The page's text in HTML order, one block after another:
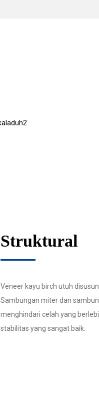
Struktural
Veneer kayu birch utuh
Sambungan miter dan
menghindari celah yang
stabilitas yang sangat baik.